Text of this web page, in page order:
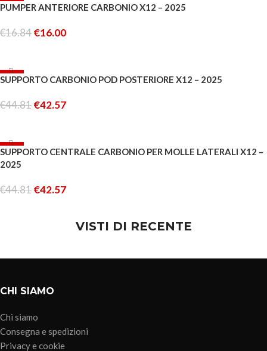
-5%
PUMPER ANTERIORE CARBONIO X12 – 2025
€16.84€16.00
-5%
SUPPORTO CARBONIO POD POSTERIORE X12 – 2025
€44.81€42.57
-5%
ESAURITO
SUPPORTO CENTRALE CARBONIO PER MOLLE LATERALI X12 –
2025
€44.81€42.57
VISTI DI RECENTE
CHI SIAMO
Chi siamo
Consegna e spedizioni
Privacy e cookie